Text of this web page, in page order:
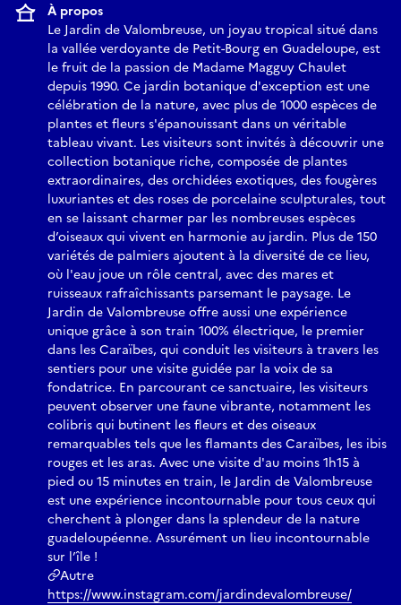
À propos
Le Jardin de Valombreuse, un joyau tropical situé dans
la vallée verdoyante de Petit-Bourg en Guadeloupe, est
le fruit de la passion de Madame Magguy Chaulet
depuis 1990. Ce jardin botanique d'exception est une
célébration de la nature, avec plus de 1000 espèces de
plantes et fleurs s'épanouissant dans un véritable
tableau vivant. Les visiteurs sont invités à découvrir une
collection botanique riche, composée de plantes
extraordinaires, des orchidées exotiques, des fougères
luxuriantes et des roses de porcelaine sculpturales, tout
en se laissant charmer par les nombreuses espèces
d’oiseaux qui vivent en harmonie au jardin. Plus de 150
variétés de palmiers ajoutent à la diversité de ce lieu,
où l'eau joue un rôle central, avec des mares et
ruisseaux rafraîchissants parsemant le paysage. Le
Jardin de Valombreuse offre aussi une expérience
unique grâce à son train 100% électrique, le premier
dans les Caraïbes, qui conduit les visiteurs à travers les
sentiers pour une visite guidée par la voix de sa
fondatrice. En parcourant ce sanctuaire, les visiteurs
peuvent observer une faune vibrante, notamment les
colibris qui butinent les fleurs et des oiseaux
remarquables tels que les flamants des Caraïbes, les ibis
rouges et les aras. Avec une visite d'au moins 1h15 à
pied ou 15 minutes en train, le Jardin de Valombreuse
est une expérience incontournable pour tous ceux qui
cherchent à plonger dans la splendeur de la nature
guadeloupéenne. Assurément un lieu incontournable
sur l’île !
Autre
https://www.instagram.com/jardindevalombreuse/